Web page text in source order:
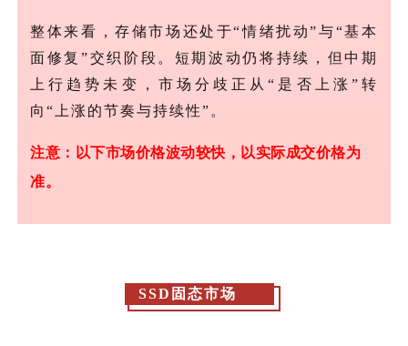
整体来看，存储市场还处于“情绪扰动”与“基本
面修复”交织阶段。短期波动仍将持续，但中期
上行趋势未变，市场分歧正从“是否上涨”转
向“上涨的节奏与持续性”。
注意：以下市场价格波动较快，以实际成交价格为
准。
SSD固态市场